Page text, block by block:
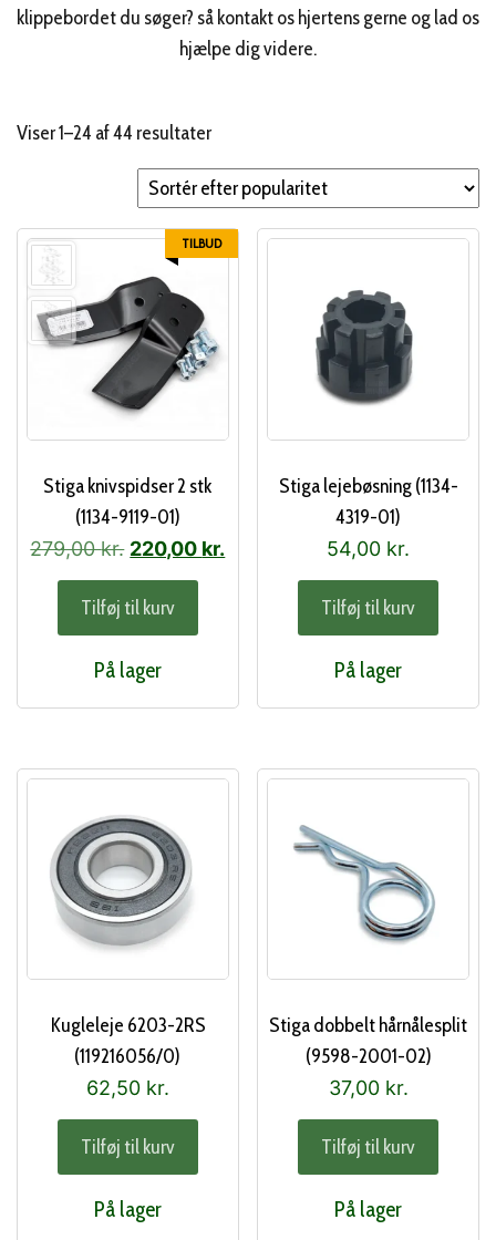
klippebordet du søger? så kontakt os hjertens gerne og lad os
hjælpe dig videre.
Viser 1–24 af 44 resultaterSorteret
efter
popularitet
TILBUD
Stiga knivspidser 2 stk
(1134-9119-01)
279,00kr. Den
oprindelige
pris
var:
279,00 kr..
220,00 kr.
Tilføj til kurv
På lager
Stiga lejebøsning (1134-
4319-01)
54,00 kr.
Tilføj til kurv
På lager
Kugleleje 6203-2RS
(119216056/0)
62,50 kr.
Tilføj til kurv
På lager
Stiga dobbelt hårnålesplit
(9598-2001-02)
37,00 kr.
Tilføj til kurv
På lager